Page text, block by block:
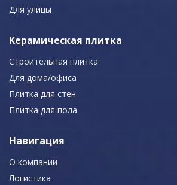
Для улицы
Керамическая плитка
Строительная плитка
Для дома/офиса
Плитка для стен
Плитка для пола
Навигация
О компании
Логистика